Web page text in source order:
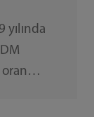
yılında